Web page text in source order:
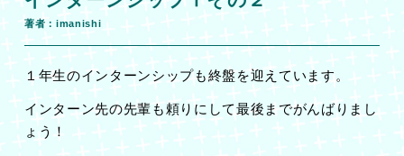
著者：imanishi
１年生のインターンシップも終盤を迎えています。
インターン先の先輩も頼りにして最後までがんばりまし
ょう！